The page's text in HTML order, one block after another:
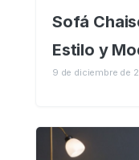
Sofá
Estilo y
9 de diciembre de